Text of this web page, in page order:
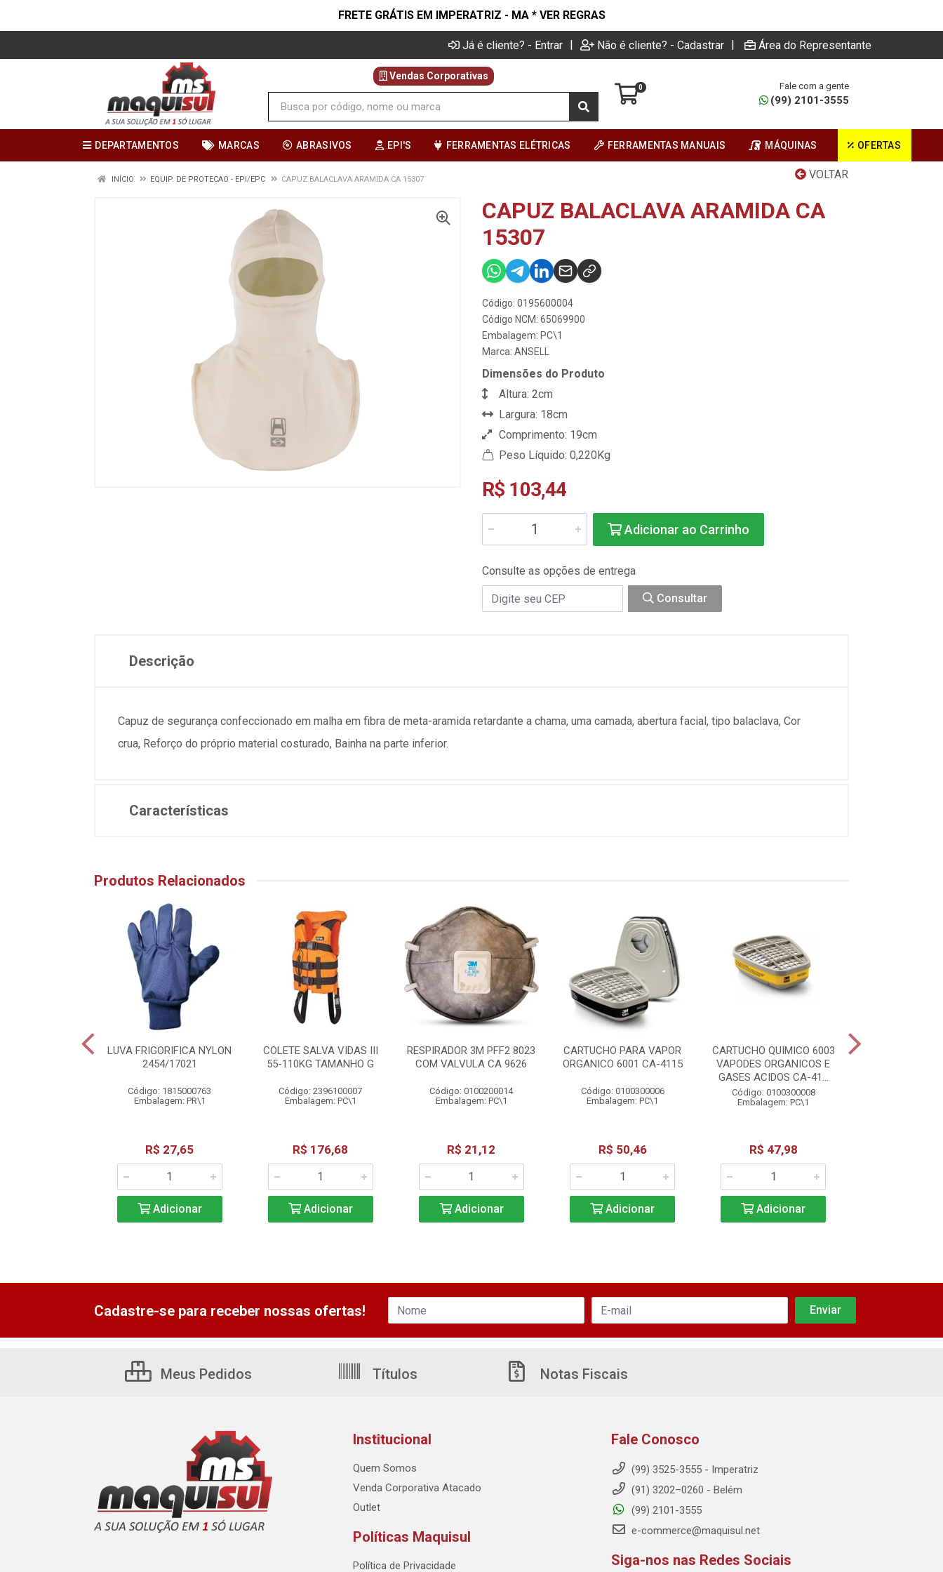
FRETE GRÁTIS EM IMPERATRIZ - MA * VER REGRAS
Já é cliente? - Entrar | Não é cliente? - Cadastrar | Área do Representante
Vendas Corporativas
0 Fale com a gente
(99) 2101-3555
DEPARTAMENTOS MARCAS ABRASIVOS EPI'S FERRAMENTAS ELÉTRICAS FERRAMENTAS MANUAIS MÁQUINAS OFERTAS
VOLTAR
INÍCIO EQUIP. DE PROTECAO - EPI/EPC CAPUZ BALACLAVA ARAMIDA CA 15307
CAPUZ BALACLAVA ARAMIDA CA
15307
Código: 0195600004
Código NCM: 65069900
Embalagem: PC\1
Marca: ANSELL
Dimensões do Produto
Altura: 2cm
Largura: 18cm
Comprimento: 19cm
Peso Líquido: 0,220Kg
R$ 103,44
Adicionar ao Carrinho
Consulte as opções de entrega
Consultar
Descrição
Capuz de segurança confeccionado em malha em fibra de meta-aramida retardante a chama, uma camada, abertura facial, tipo balaclava, Cor
crua, Reforço do próprio material costurado, Bainha na parte inferior.
Características
Produtos Relacionados
LUVA FRIGORIFICA NYLON
2454/17021
Código: 1815000763
Embalagem: PR\1
R$ 27,65
Adicionar
COLETE SALVA VIDAS III
55-110KG TAMANHO G
Código: 2396100007
Embalagem: PC\1
R$ 176,68
Adicionar
RESPIRADOR 3M PFF2 8023
COM VALVULA CA 9626
Código: 0100200014
Embalagem: PC\1
R$ 21,12
Adicionar
CARTUCHO PARA VAPOR
ORGANICO 6001 CA-4115
Código: 0100300006
Embalagem: PC\1
R$ 50,46
Adicionar
CARTUCHO QUIMICO 6003
VAPODES ORGANICOS E
GASES ACIDOS CA-41...
Código: 0100300008
Embalagem: PC\1
R$ 47,98
Adicionar
Cadastre-se para receber nossas ofertas!
Meus Pedidos Títulos Notas Fiscais
Institucional
Quem Somos
Venda Corporativa Atacado
Outlet
Políticas Maquisul
Política de Privacidade
Fale Conosco
(99) 3525-3555 - Imperatriz
(91) 3202–0260 - Belém
(99) 2101-3555
e-commerce@maquisul.net
Siga-nos nas Redes Sociais